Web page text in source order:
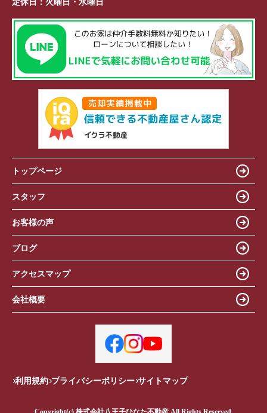
定休日： 火曜日・水曜日
トップページ
スタッフ
お客様の声
ブログ
アクセスマップ
会社概要
利用規約 プライバシーポリシー サイトマップ